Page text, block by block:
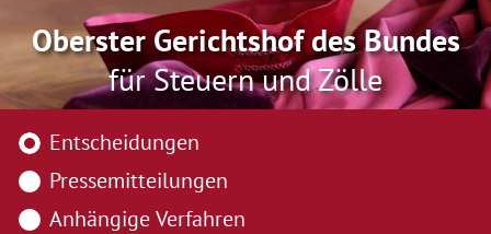
Oberster Gerichtshof des Bundes
für Steuern und Zölle
Wonach möchten Sie suchen?
Entscheidungen
Pressemitteilungen
Anhängige Verfahren